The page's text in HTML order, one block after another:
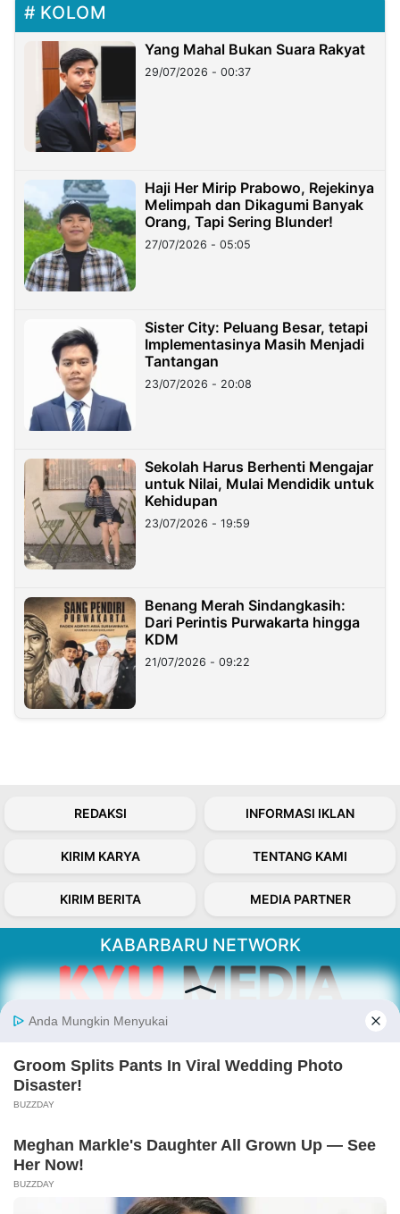
KOLOM
Yang Mahal Bukan Suara Rakyat
29/07/2026 - 00:37
Haji Her Mirip Prabowo, Rejekinya
Melimpah dan Dikagumi Banyak
Orang, Tapi Sering Blunder!
27/07/2026 - 05:05
Sister City: Peluang Besar, tetapi
Implementasinya Masih Menjadi
Tantangan
23/07/2026 - 20:08
Sekolah Harus Berhenti Mengajar
untuk Nilai, Mulai Mendidik untuk
Kehidupan
23/07/2026 - 19:59
Benang Merah Sindangkasih:
Dari Perintis Purwakarta hingga
KDM
21/07/2026 - 09:22
REDAKSI INFORMASI IKLAN
KIRIM KARYA TENTANG KAMI
KIRIM BERITA MEDIA PARTNER
KABARBARU NETWORK
Follow Kabarbaru